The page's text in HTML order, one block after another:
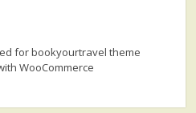
for bookyourtravel theme
WooCommerce